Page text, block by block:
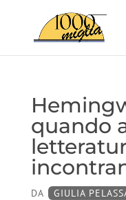
quando
DA GIULIA